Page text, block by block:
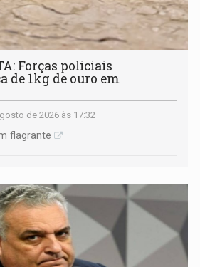
Forças policiais
de 1kg de ouro em
de 2026 às 17:32
flagrante